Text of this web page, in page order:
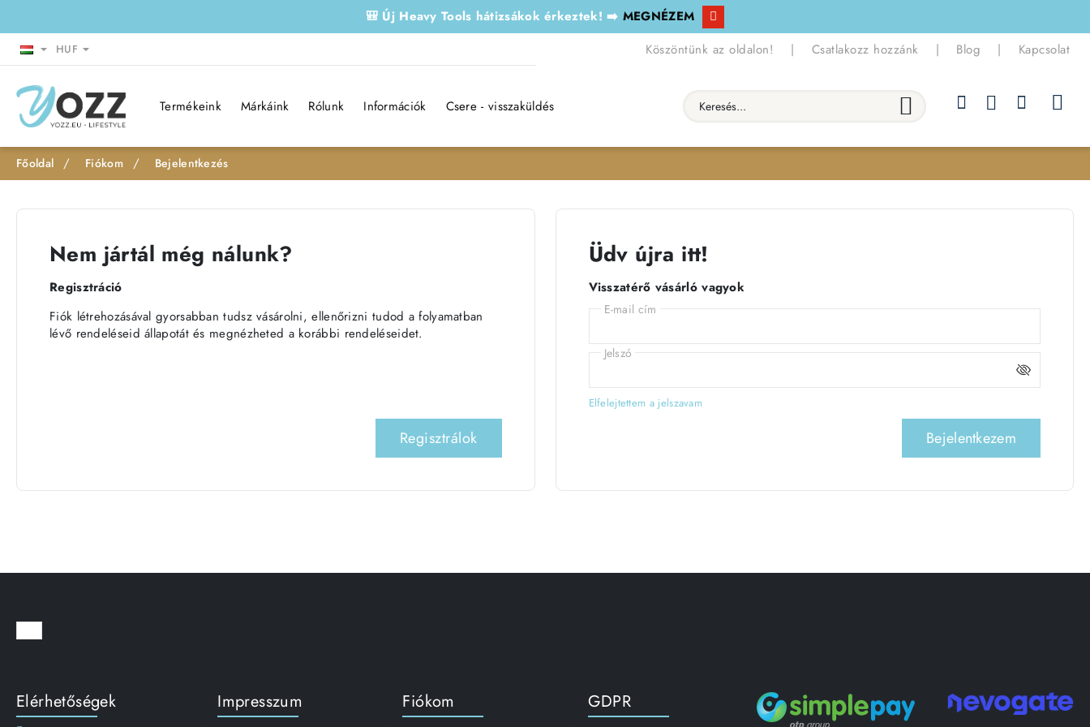
🎒 Új Heavy Tools hátizsákok érkeztek! ➡️ MEGNÉZEM
HUF Köszöntünk az oldalon! | Csatlakozz hozzánk | Blog | Kapcsolat
Termékeink Márkáink Rólunk Információk Csere - visszaküldés Keresés...
h
Fiókom Bejelentkezés
Nem jártál még nálunk?
Regisztráció
Fiók létrehozásával gyorsabban tudsz vásárolni, ellenőrizni tudod a folyamatban
lévő rendeléseid állapotát és megnézheted a korábbi rendeléseidet.
Regisztrálok
Üdv újra itt!
Visszatérő vásárló vagyok
E-mail cím
Jelszó
Elfelejtettem a jelszavam
Bejelentkezem
Elérhetőségek Impresszum Fiókom GDPR